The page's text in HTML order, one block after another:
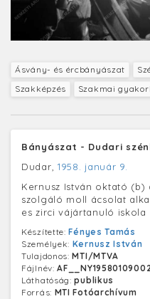
Ásvány- és ércbányászat
Szakképzés
Szakmai
Bányászat - Dudari
Dudar, 1958. január 9.
Kernusz István oktató
szolgáló moll ácsolat
es zirci vájártanuló
Készítette:Fényes Tamás
Személyek: Kernusz István
Tulajdonos:MTI/MTVA
Fájlnév:
Láthatóság:publikus
Forrás: MTI Fotóarchívum